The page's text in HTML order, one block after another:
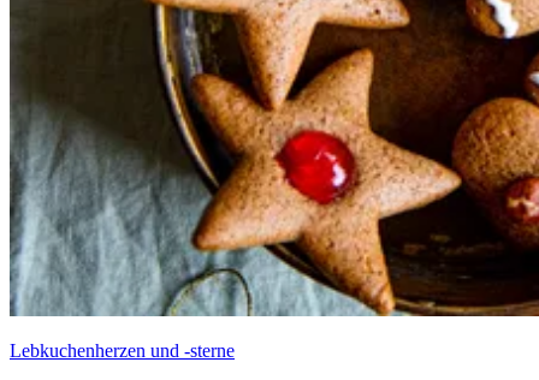
Lebkuchenherzen und -sterne